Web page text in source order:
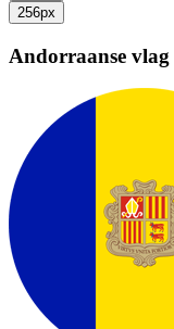
256px
Andorraanse vlag